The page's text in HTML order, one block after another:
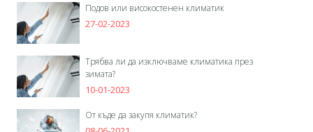
Подов или високостенен климатик
27-02-2023
Трябва ли да изключваме климатика през
зимата?
10-01-2023
От къде да закупя климатик?